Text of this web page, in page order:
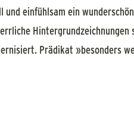
einfühlsam ein
Prädikat »besonders